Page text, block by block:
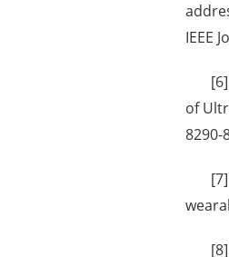
IEEE
of
8290-